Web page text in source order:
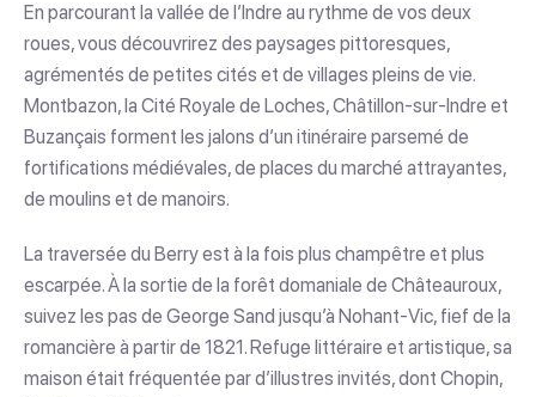
En parcourant la vallée de l’Indre au rythme de vos deux
roues, vous découvrirez des paysages pittoresques,
agrémentés de petites cités et de villages pleins de vie.
Montbazon, la Cité Royale de Loches, Châtillon-sur-Indre et
Buzançais forment les jalons d’un itinéraire parsemé de
fortifications médiévales, de places du marché attrayantes,
de moulins et de manoirs.
La traversée du Berry est à la fois plus champêtre et plus
escarpée. À la sortie de la forêt domaniale de Châteauroux,
suivez les pas de George Sand jusqu’à Nohant-Vic, fief de la
romancière à partir de 1821. Refuge littéraire et artistique, sa
maison était fréquentée par d’illustres invités, dont Chopin,